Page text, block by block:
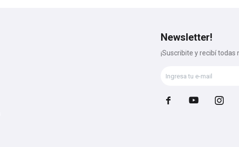
Newsletter!
¡Suscribite y recibí
  